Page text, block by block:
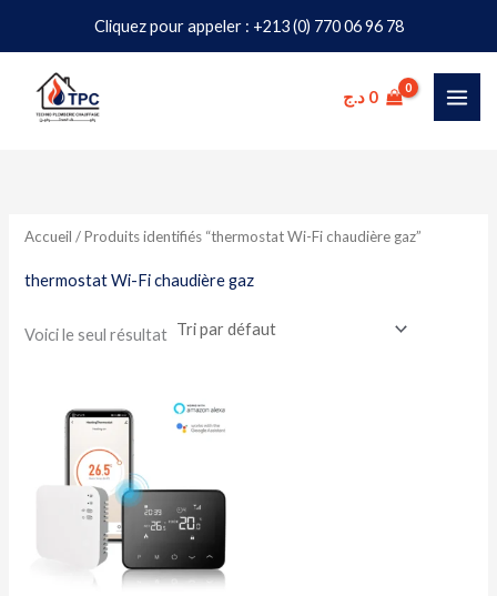
Cliquez pour appeler : +213 (0) 770 06 96 78
contenu
0 د.ج
Accueil / Produits identifiés “thermostat Wi-Fi chaudière gaz”
thermostat Wi-Fi chaudière gaz
Voici le seul résultat